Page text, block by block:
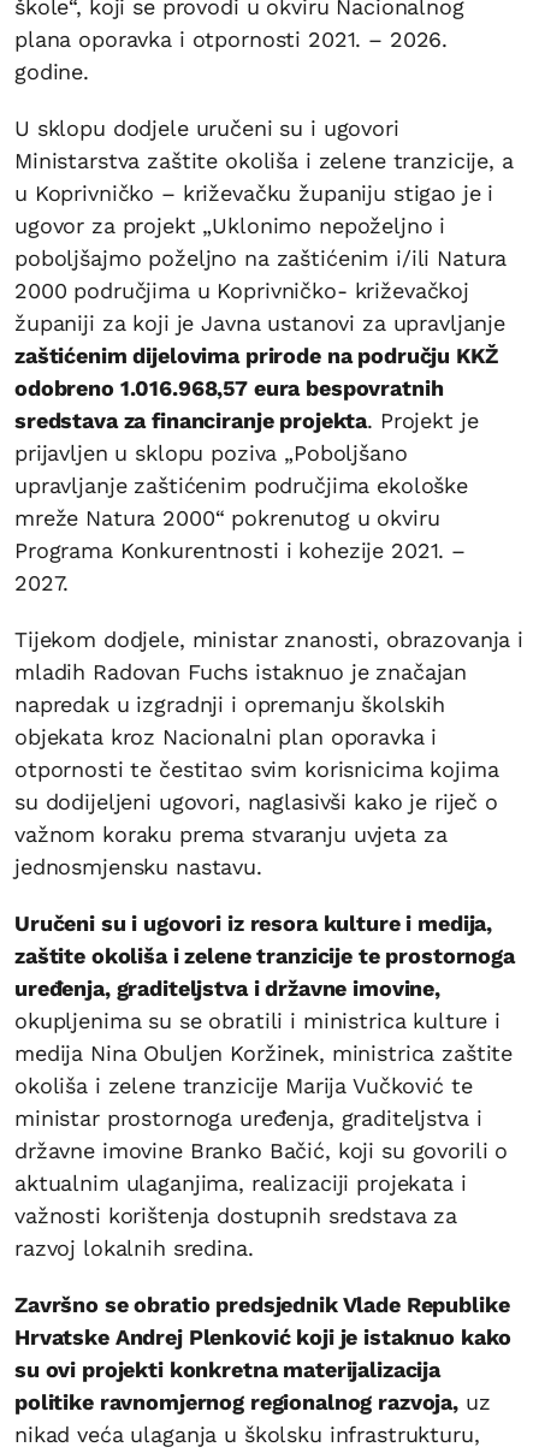
škole“, koji se provodi u okviru Nacionalnog
plana oporavka i otpornosti 2021. – 2026.
godine.
U sklopu dodjele uručeni su i ugovori
Ministarstva zaštite okoliša i zelene tranzicije, a
u Koprivničko – križevačku županiju stigao je i
ugovor za projekt „Uklonimo nepoželjno i
poboljšajmo poželjno na zaštićenim i/ili Natura
2000 područjima u Koprivničko- križevačkoj
županiji za koji je Javna ustanovi za upravljanje
zaštićenim dijelovima prirode na području KKŽ
odobreno 1.016.968,57 eura bespovratnih
sredstava za financiranje projekta. Projekt je
prijavljen u sklopu poziva „Poboljšano
upravljanje zaštićenim područjima ekološke
mreže Natura 2000“ pokrenutog u okviru
Programa Konkurentnosti i kohezije 2021. –
2027.
Tijekom dodjele, ministar znanosti, obrazovanja i
mladih Radovan Fuchs istaknuo je značajan
napredak u izgradnji i opremanju školskih
objekata kroz Nacionalni plan oporavka i
otpornosti te čestitao svim korisnicima kojima
su dodijeljeni ugovori, naglasivši kako je riječ o
važnom koraku prema stvaranju uvjeta za
jednosmjensku nastavu.
Uručeni su i ugovori iz resora kulture i medija,
zaštite okoliša i zelene tranzicije te prostornoga
uređenja, graditeljstva i državne imovine,
okupljenima su se obratili i ministrica kulture i
medija Nina Obuljen Koržinek, ministrica zaštite
okoliša i zelene tranzicije Marija Vučković te
ministar prostornoga uređenja, graditeljstva i
državne imovine Branko Bačić, koji su govorili o
aktualnim ulaganjima, realizaciji projekata i
važnosti korištenja dostupnih sredstava za
razvoj lokalnih sredina.
Završno se obratio predsjednik Vlade Republike
Hrvatske Andrej Plenković koji je istaknuo kako
su ovi projekti konkretna materijalizacija
politike ravnomjernog regionalnog razvoja,uz
nikad veća ulaganja u školsku infrastrukturu,